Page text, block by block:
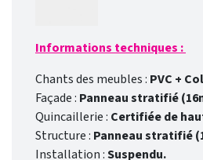
Informations techniques :
Chants des meubles : PVC +
Façade : Panneau stratifié
Quincaillerie : Certifiée de
Structure : Panneau stratifié
Installation :Suspendu.